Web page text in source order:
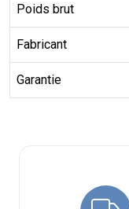
Poids brut
Fabricant
Garantie